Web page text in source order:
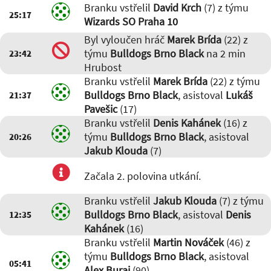
25:17 Branku vstřelil David Krch (7) z týmu
Wizards SO Praha 10
23:42
Byl vyloučen hráč Marek Brída(22) z
týmu Bulldogs Brno Blackna 2 min
Hrubost
21:37
Branku vstřelil Marek Brída(22) z týmu
Bulldogs Brno Black, asistoval Lukáš
Pavešic(17)
20:26
Branku vstřelil Denis Kahánek(16) z
týmu Bulldogs Brno Black, asistoval
Jakub Klouda(7)
Začala 2. polovina utkání.
12:35
Branku vstřelil Jakub Klouda(7) z týmu
Bulldogs Brno Black, asistoval Denis
Kahánek(16)
05:41
Branku vstřelil Martin Nováček(46) z
týmu Bulldogs Brno Black, asistoval